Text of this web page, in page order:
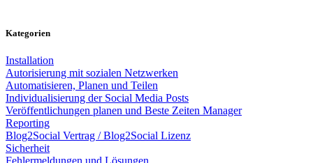
Kategorien
Installation
Autorisierung mit sozialen Netzwerken
Automatisieren, Planen und Teilen
Individualisierung der Social Media Posts
Veröffentlichungen planen und Beste Zeiten Manager
Reporting
Blog2Social Vertrag / Blog2Social Lizenz
Sicherheit
Fehlermeldungen und Lösungen